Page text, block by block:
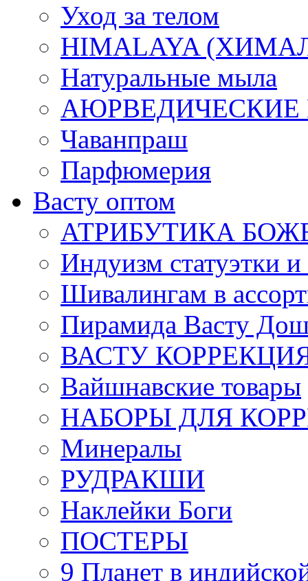
Уход за телом
HIMALAYA
Натуральные мыла
Чаванпраш
Парфюмерия
Васту оптом
АТРИБУТИКА
Индуизм статуэтки
Шивалингам в
Пирамида Васту
ВАСТУ
Вайшнавские товары
НАБОРЫ ДЛЯ
Минералы
РУДРАКШИ
Наклейки Боги
ПОСТЕРЫ
9 Планет в